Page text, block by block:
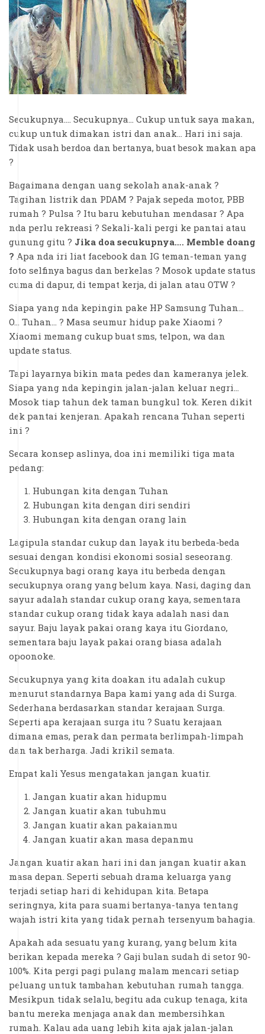
Secukupnya…. Secukupnya… Cukup untuk saya makan,
cukup untuk dimakan istri dan anak… Hari ini saja.
Tidak usah berdoa dan bertanya, buat besok makan apa
?
Bagaimana dengan uang sekolah anak-anak ?
Tagihan listrik dan PDAM ? Pajak sepeda motor, PBB
rumah ? Pulsa ? Itu baru kebutuhan mendasar ? Apa
nda perlu rekreasi ? Sekali-kali pergi ke pantai atau
gunung gitu ? Jika doa secukupnya…. Memble doang
? Apa nda iri liat facebook dan IG teman-teman yang
foto selfinya bagus dan berkelas ? Mosok update status
cuma di dapur, di tempat kerja, di jalan atau OTW ?
Siapa yang nda kepingin pake HP Samsung Tuhan…
O… Tuhan… ? Masa seumur hidup pake Xiaomi ?
Xiaomi memang cukup buat sms, telpon, wa dan
update status.
Tapi layarnya bikin mata pedes dan kameranya jelek.
Siapa yang nda kepingin jalan-jalan keluar negri…
Mosok tiap tahun dek taman bungkul tok. Keren dikit
dek pantai kenjeran. Apakah rencana Tuhan seperti
ini ?
Secara konsep aslinya, doa ini memiliki tiga mata
pedang:
Hubungan kita dengan Tuhan
Hubungan kita dengan diri sendiri
Hubungan kita dengan orang lain
Lagipula standar cukup dan layak itu berbeda-beda
sesuai dengan kondisi ekonomi sosial seseorang.
Secukupnya bagi orang kaya itu berbeda dengan
secukupnya orang yang belum kaya. Nasi, daging dan
sayur adalah standar cukup orang kaya, sementara
standar cukup orang tidak kaya adalah nasi dan
sayur. Baju layak pakai orang kaya itu Giordano,
sementara baju layak pakai orang biasa adalah
opoonoke.
Secukupnya yang kita doakan itu adalah cukup
menurut standarnya Bapa kami yang ada di Surga.
Sederhana berdasarkan standar kerajaan Surga.
Seperti apa kerajaan surga itu ? Suatu kerajaan
dimana emas, perak dan permata berlimpah-limpah
dan tak berharga. Jadi krikil semata.
Empat kali Yesus mengatakan jangan kuatir.
Jangan kuatir akan hidupmu
Jangan kuatir akan tubuhmu
Jangan kuatir akan pakaianmu
Jangan kuatir akan masa depanmu
Jangan kuatir akan hari ini dan jangan kuatir akan
masa depan. Seperti sebuah drama keluarga yang
terjadi setiap hari di kehidupan kita. Betapa
seringnya, kita para suami bertanya-tanya tentang
wajah istri kita yang tidak pernah tersenyum bahagia.
Apakah ada sesuatu yang kurang, yang belum kita
berikan kepada mereka ? Gaji bulan sudah di setor 90-
100%. Kita pergi pagi pulang malam mencari setiap
peluang untuk tambahan kebutuhan rumah tangga.
Mesikpun tidak selalu, begitu ada cukup tenaga, kita
bantu mereka menjaga anak dan membersihkan
rumah. Kalau ada uang lebih kita ajak jalan-jalan